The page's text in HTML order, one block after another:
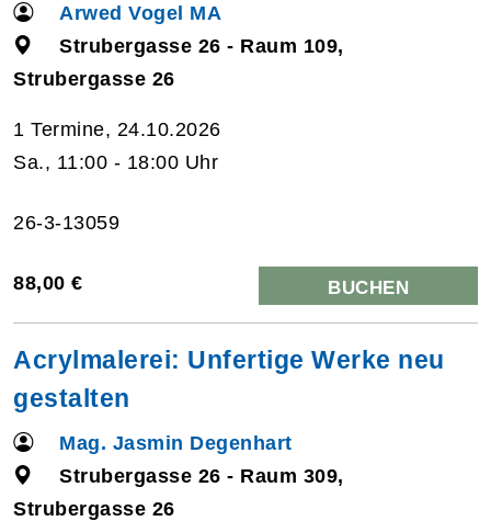
Arwed Vogel MA
Strubergasse 26 - Raum 109,
Strubergasse 26
1 Termine, 24.10.2026
Sa., 11:00 - 18:00 Uhr
26-3-13059
88,00 € BUCHEN
Acrylmalerei: Unfertige Werke neu
gestalten
Mag. Jasmin Degenhart
Strubergasse 26 - Raum 309,
Strubergasse 26